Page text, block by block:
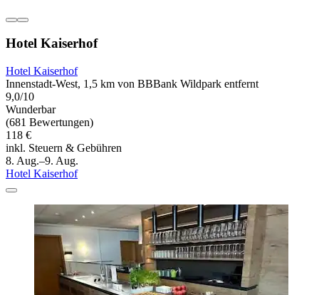
Hotel Kaiserhof
Hotel Kaiserhof
Innenstadt-West, 1,5 km von BBBank Wildpark entfernt
9,0/10
Wunderbar
(681 Bewertungen)
118 €
inkl. Steuern & Gebühren
8. Aug.–9. Aug.
Hotel Kaiserhof